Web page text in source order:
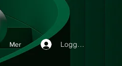
Mer Logga in